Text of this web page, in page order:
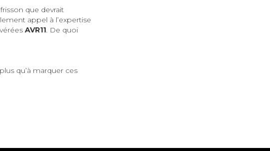
que devrait
appel à l’expertise
AVR11. De quoi
qu’à marquer ces